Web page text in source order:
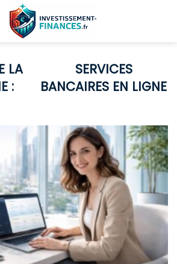
SERVICES
BANCAIRES EN LIGNE